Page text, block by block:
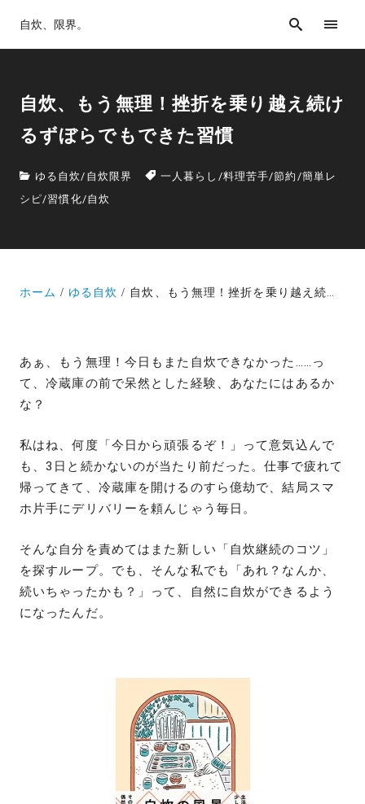
自炊、限界。
自炊、もう無理！挫折を乗り越え続け
るずぼらでもできた習慣
ゆる自炊/ 自炊限界 一人暮らし /料理苦手/節約 /簡単レ
シピ/習慣化/自炊
ホーム ゆる自炊 自炊、もう無理！挫折を乗り越え続けるずぼらでもできた習慣
あぁ、もう無理！今日もまた自炊できなかった……っ
て、冷蔵庫の前で呆然とした経験、あなたにはあるか
な？
私はね、何度「今日から頑張るぞ！」って意気込んで
も、3日と続かないのが当たり前だった。仕事で疲れて
帰ってきて、冷蔵庫を開けるのすら億劫で、結局スマ
ホ片手にデリバリーを頼んじゃう毎日。
そんな自分を責めてはまた新しい「自炊継続のコツ」
を探すループ。でも、そんな私でも「あれ？なんか、
続いちゃったかも？」って、自然に自炊ができるよう
になったんだ。